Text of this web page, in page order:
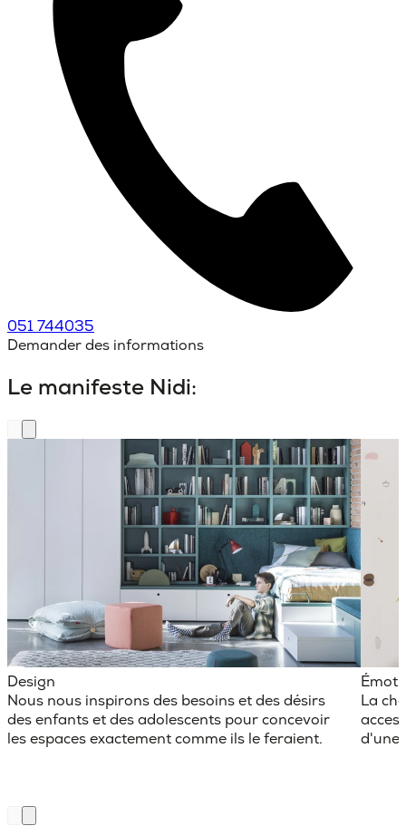
051 744035
Demander des informations
Le manifeste Nidi:
Design
Nous nous inspirons des besoins et des désirs
des enfants et des adolescents pour concevoir
les espaces exactement comme ils le feraient.
La
d'une